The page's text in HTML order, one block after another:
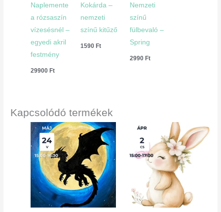
Naplemente
a rózsaszín
vízesésnél –
egyedi akril
festmény
29900Ft
Kokárda –
nemzeti
színű kitűző
1590 Ft
Nemzeti
színű
fülbevaló –
Spring
2990 Ft
Kapcsolódó termékek